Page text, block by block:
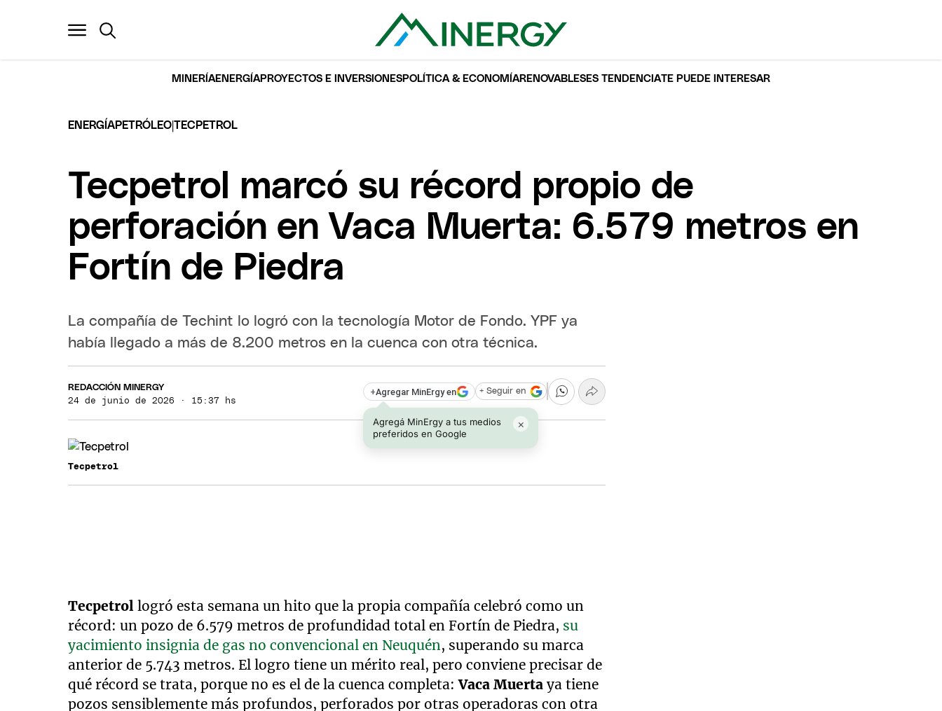
MINERÍAENERGÍAPROYECTOS E INVERSIONESPOLÍTICA & ECONOMÍARENOVABLESES TENDENCIATE PUEDE INTERESAR
ENERGÍAPETRÓLEO|TECPETROL
Tecpetrol marcó su récord propio de
perforación en Vaca Muerta: 6.579 metros en
Fortín de Piedra
La compañía de Techint lo logró con la tecnología Motor de Fondo. YPF ya
había llegado a más de 8.200 metros en la cuenca con otra técnica.
REDACCIÓN MINERGY
24 de junio de 2026 · 15:37 hs
+Agregar MinErgy en
Agregá MinErgy a tus medios
preferidos en Google
×
+ Seguir en
Tecpetrol
Tecpetrol logró esta semana un hito que la propia compañía celebró como un
récord: un pozo de 6.579 metros de profundidad total en Fortín de Piedra, su
yacimiento insignia de gas no convencional en Neuquén, superando su marca
anterior de 5.743 metros. El logro tiene un mérito real, pero conviene precisar de
qué récord se trata, porque no es el de la cuenca completa:Vaca Muerta ya tiene
pozos sensiblemente más profundos, perforados por otras operadoras con otra